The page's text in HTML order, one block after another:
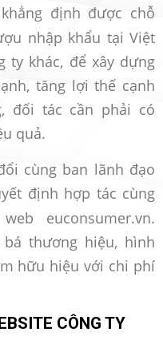
định được chỗ
nhập khẩu tại Việt
ty khác, để xây dựng
tăng lợi thế cạnh
đối tác cần phải có
quả.
cùng ban lãnh đạo
định hợp tác cùng
euconsumer.vn.
thương hiệu, hình
hữu hiệu với chi phí
CÔNG TY